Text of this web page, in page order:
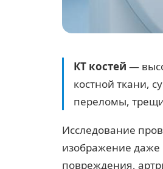
КТ костей —
костной ткани,
переломы,
Исследование
изображение даже
повреждения,